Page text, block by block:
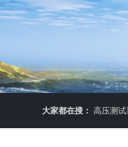
大家都在搜： 高压测试